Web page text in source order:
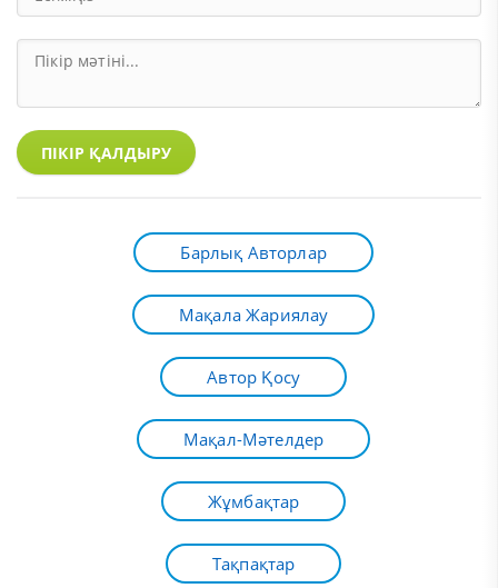
ПІКІР ҚАЛДЫРУ
Барлық Авторлар
Мақала Жариялау
Автор Қосу
Мақал-Мәтелдер
Жұмбақтар
Тақпақтар